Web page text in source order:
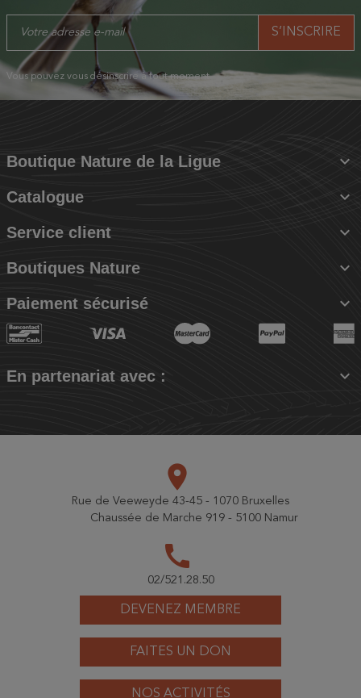
Vous pouvez vous désinscrire à tout moment.
Boutique Nature de la Ligue 
Catalogue 
Service client 
Boutiques Nature 
Paiement sécurisé 
En partenariat avec : 
DEVENEZ MEMBRE
FAITES UN DON
NOS ACTIVITÉS
place
Rue de Veeweyde 43-45 - 1070 Bruxelles
Chaussée de Marche 919 - 5100 Namur
call
02/521.28.50